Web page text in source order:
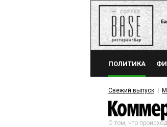
ПОЛИТИКА
Свежий выпуск
О том, что